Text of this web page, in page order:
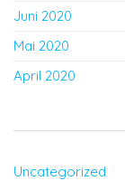
Juni 2020
Mai 2020
April 2020
Uncategorized